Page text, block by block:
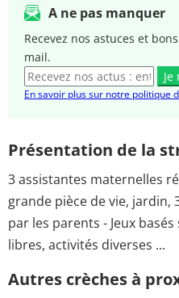
A ne pas manquer
Recevez nos astuces et
mail.
En savoir plus sur notre politique
Présentation de la
3 assistantes maternelles
grande pièce de vie, jardin,
par les parents - Jeux
libres, activités diverses ...
Autres crèches à